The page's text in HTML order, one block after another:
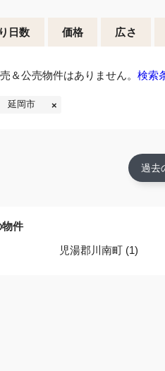
日数 価格 広さ
＆公売物件はありません。 検索
延岡市
過去
件
児湯郡川南町 (1)